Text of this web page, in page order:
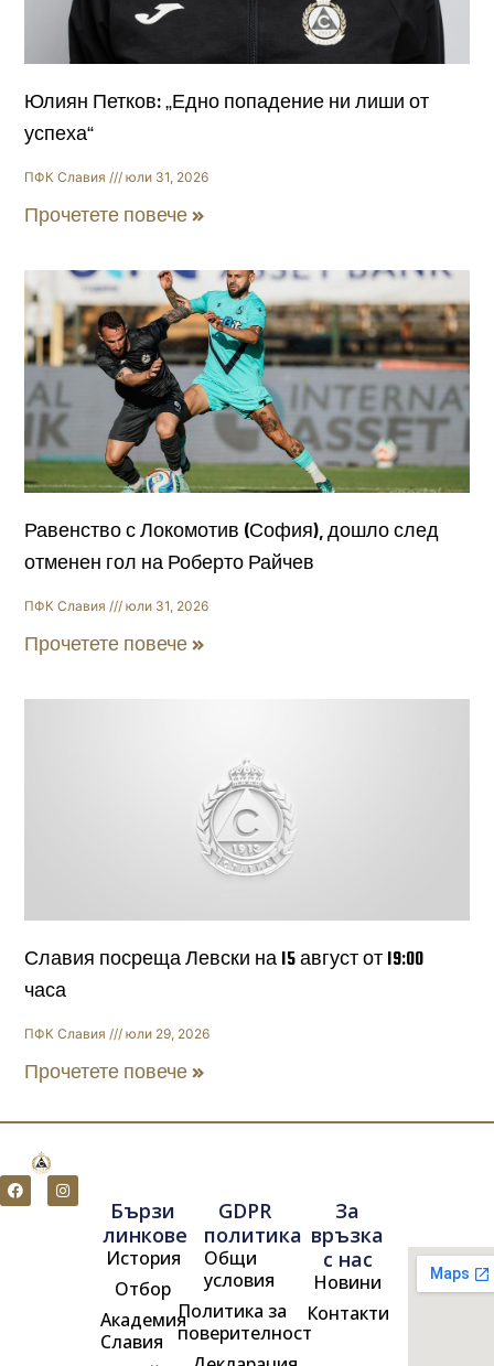
Юлиян Петков: „Едно попадение ни лиши от
успеха“
ПФК Славия юли 31, 2026
Прочетете повече »
Равенство с Локомотив (София), дошло след
отменен гол на Роберто Райчев
ПФК Славия юли 31, 2026
Прочетете повече »
Славия посреща Левски на 15 август от 19:00
часа
ПФК Славия юли 29, 2026
Прочетете повече »
F
a
c
I
n
s
Бързи
линкове
История
Отбор
Академия
Славия
GDPR
политика
Общи
условия
Политика за
поверителност
За
връзка
с нас
Новини
Контакти